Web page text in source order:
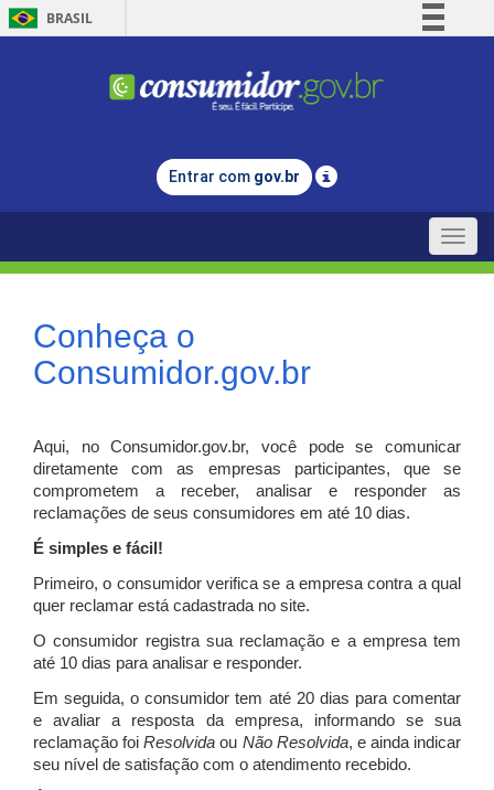
BRASIL
Comunica BR
Legislação
Entrar com gov.br
Toggle
Conheça o
Consumidor.gov.br
Aqui, no Consumidor.gov.br, você pode se comunicar
diretamente com as empresas participantes, que se
comprometem a receber, analisar e responder as
reclamações de seus consumidores em até 10 dias.
É simples e fácil!
Primeiro, o consumidor verifica se a empresa contra a qual
quer reclamar está cadastrada no site.
O consumidor registra sua reclamação e a empresa tem
até 10 dias para analisar e responder.
Em seguida, o consumidor tem até 20 dias para comentar
e avaliar a resposta da empresa, informando se sua
reclamação foiResolvida ou Não Resolvida, e ainda indicar
seu nível de satisfação com o atendimento recebido.